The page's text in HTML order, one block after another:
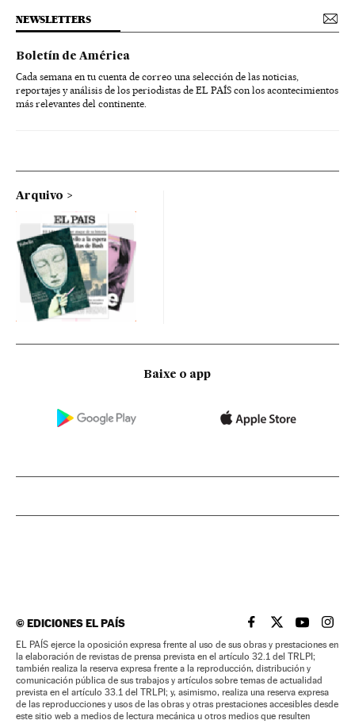
NEWSLETTERS
Boletín de América
Cada semana en tu cuenta de correo una selección de las noticias,
reportajes y análisis de los periodistas de EL PAÍS con los acontecimientos
más relevantes del continente.
Arquivo
Baixe o app
©EDICIONES EL PAÍS EL PAÍS BRASIL EN
EL PAÍSEL PAÍS
EL
EL PAÍS ejerce la oposición expresa frente al uso de sus obras y prestaciones en
la elaboración de revistas de prensa prevista en el artículo 32.1 del TRLPI;
también realiza la reserva expresa frente a la reproducción, distribución y
comunicación pública de sus trabajos y artículos sobre temas de actualidad
prevista en el artículo 33.1 del TRLPI; y, asimismo, realiza una reserva expresa
de las reproducciones y usos de las obras y otras prestaciones accesibles desde
este sitio web a medios de lectura mecánica u otros medios que resulten